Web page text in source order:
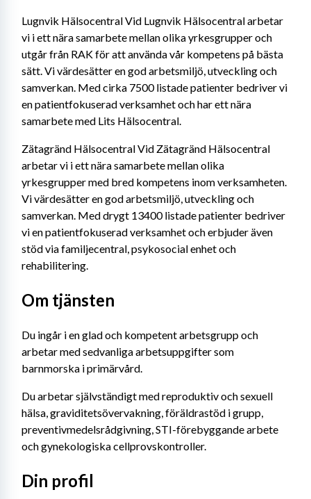
Lugnvik Hälsocentral Vid Lugnvik Hälsocentral arbetar
vi i ett nära samarbete mellan olika yrkesgrupper och
utgår från RAK för att använda vår kompetens på bästa
sätt. Vi värdesätter en god arbetsmiljö, utveckling och
samverkan. Med cirka 7500 listade patienter bedriver vi
en patientfokuserad verksamhet och har ett nära
samarbete med Lits Hälsocentral.
Zätagränd Hälsocentral Vid Zätagränd Hälsocentral
arbetar vi i ett nära samarbete mellan olika
yrkesgrupper med bred kompetens inom verksamheten.
Vi värdesätter en god arbetsmiljö, utveckling och
samverkan. Med drygt 13400 listade patienter bedriver
vi en patientfokuserad verksamhet och erbjuder även
stöd via familjecentral, psykosocial enhet och
rehabilitering.
Om tjänsten
Du ingår i en glad och kompetent arbetsgrupp och
arbetar med sedvanliga arbetsuppgifter som
barnmorska i primärvård.
Du arbetar självständigt med reproduktiv och sexuell
hälsa, graviditetsövervakning, föräldrastöd i grupp,
preventivmedelsrådgivning, STI-förebyggande arbete
och gynekologiska cellprovskontroller.
Din profil